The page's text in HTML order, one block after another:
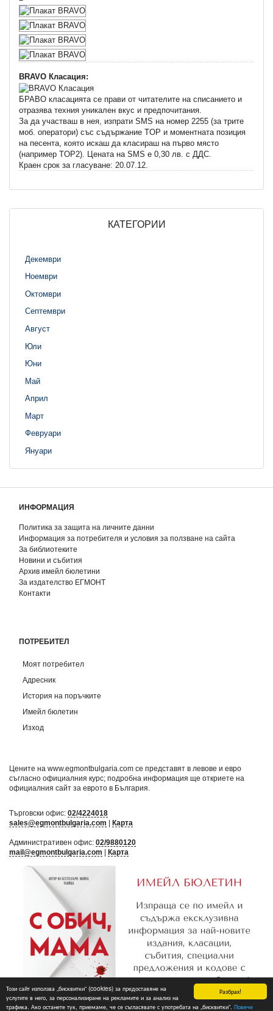
Разбрах!
Този сайт използва „бисквитки“ (cookies) за предоставяне на
услугите в него, за персонализиране на рекламите и за анализ на
трафика. Ако останете тук, приемаме, че се съгласявате с употребата на „бисквитки“. Повече
BRAVO Класация:
БРАВО класацията се прави от читателите на списанието и
отразява техния уникален вкус и предпочитания.
За да участваш в нея, изпрати SMS на номер 2255 (за трите
моб. оператори) със съдържание TOP и моментната позиция
на песента, която искаш да класираш на първо място
(например TOP2). Цената на SMS e 0,30 лв. с ДДС.
Краен срок за гласуване: 20.07.12.
КАТЕГОРИИ
Декември
Ноември
Октомври
Септември
Август
Юли
Юни
Май
Април
Март
Февруари
Януари
ИНФОРМАЦИЯ
Политика за защита на личните данни
Информация за потребителя и условия за ползване на сайта
За библиотеките
Новини и събития
Архив имейл бюлетини
За издателство ЕГМОНТ
Контакти
ПОТРЕБИТЕЛ
Моят потребител
Адресник
История на поръчките
Имейл бюлетин
Изход
Цените на www.egmontbulgaria.com се представят в левове и евро
съгласно официалния курс; подробна информация ще откриете на
официалния сайт за еврото в България
Търговски офис: 02/4224018
sales@egmontbulgaria.com
Карта
Административен офис: 02/9880120
mail@egmontbulgaria.com
Карта